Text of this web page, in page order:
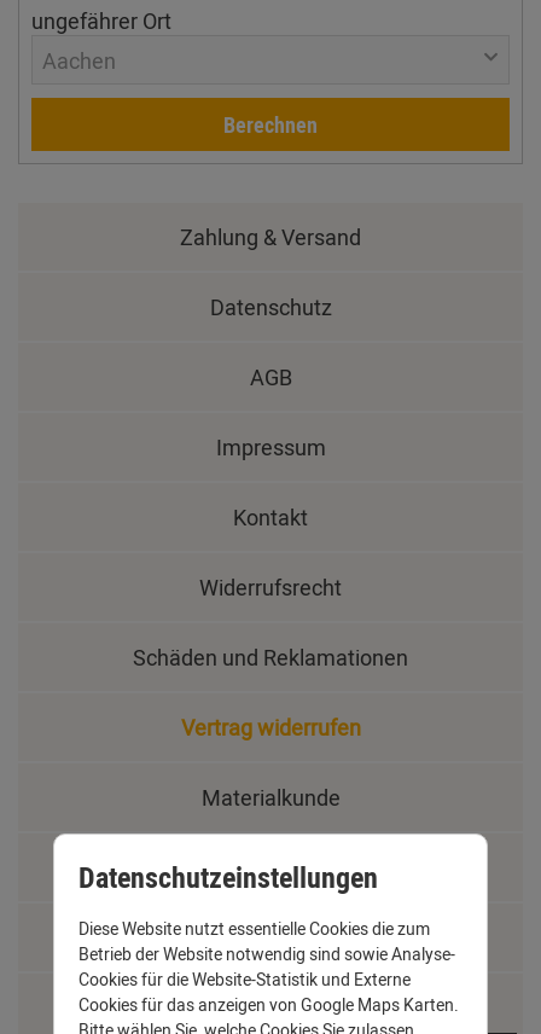
ungefährer Ort
Aachen
Berechnen
Zahlung & Versand
Datenschutz
AGB
Impressum
Kontakt
Widerrufsrecht
Schäden und Reklamationen
Vertrag widerrufen
Materialkunde
Fachbegriffe
Jobs
Montage und Installationshilfen
Datenschutzeinstellungen
Diese Website nutzt essentielle Cookies die zum
Betrieb der Website notwendig sind sowie Analyse-
Cookies für die Website-Statistik und Externe
Cookies für das anzeigen von Google Maps Karten.